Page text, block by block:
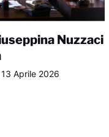
Nuzzaci
13 Aprile 2026